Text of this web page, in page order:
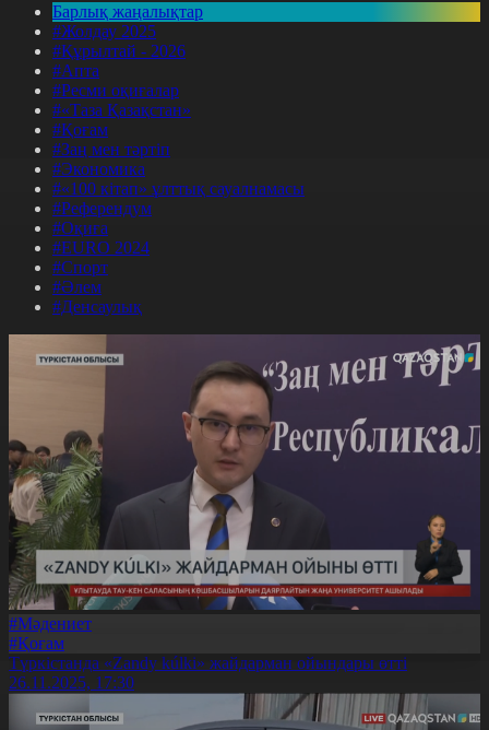
Барлық жаңалықтар
#Жолдау 2025
#Құрылтай - 2026
#Апта
#Ресми оқиғалар
#«Таза Қазақстан»
#Қоғам
#Заң мен тәртіп
#Экономика
#«100 кітап» ұлттық сауалнамасы
#Референдум
#Оқиға
#EURO 2024
#Спорт
#Әлем
#Денсаулық
#Мәдениет
#Қоғам
Түркістанда «Zandy kúlki» жайдарман ойындары өтті
26.11.2025, 17:30